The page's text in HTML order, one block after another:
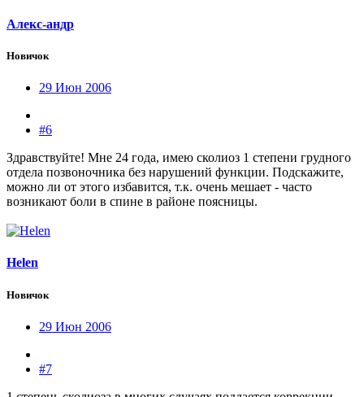
Алекс-андр
Новичок
29 Июн 2006
#6
Здравствуйте! Мне 24 года, имею сколиоз 1 степени грудного
отдела позвоночника без нарушений функции. Подскажите,
можно ли от этого избавится, т.к. очень мешает - часто
возникают боли в спине в районе поясницы.
Helen
Новичок
29 Июн 2006
#7